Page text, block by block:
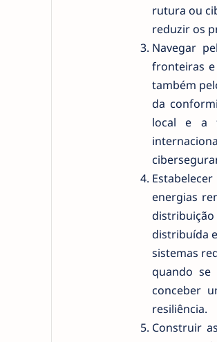
rutura ou
reduzir os
Navegar
fronteiras
também
da
local e a
energias
distribuída
sistemas
quando se
conceber
resiliência.
Construir